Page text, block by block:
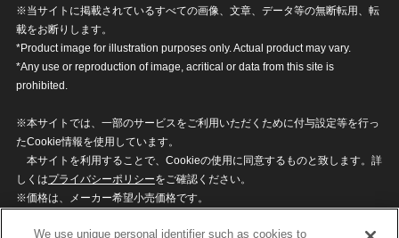
※当サイトに掲載されているすべての画像、文章、データ等の無断転用、転
載をお断りします。
*Product image for illustration purposes only. Actual product may vary.
*Any use or reproduction of image, acritical or data from this site is
prohibited.
※本サイトでは、一部のサービスをご利用いただくために付与設定等を行っ
たCookie情報を使用しています。
本サイトを利用することで、Cookieの使用に同意するものと致します。詳
しくはプライバシーポリシーをご確認ください。
※価格は、メーカー希望小売価格です。
ざいますのでご了承ください。
We use unique personal identifier such as cookies to